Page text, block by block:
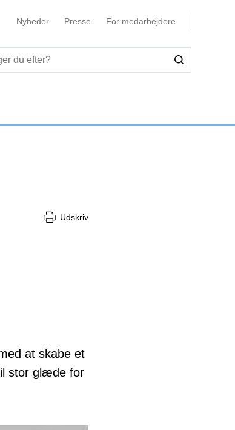
Nyheder Presse For medarbejdere
Udskriv
at skabe et
stor glæde for